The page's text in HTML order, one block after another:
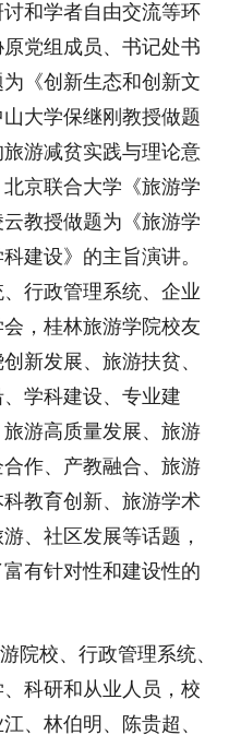
和学者自由交流等环
党组成员、书记处书
《创新生态和创新文
大学保继刚教授做题
游减贫实践与理论意
京联合大学《旅游学
教授做题为《旅游学
建设》的主旨演讲。
行政管理系统、企业
，桂林旅游学院校友
新发展、旅游扶贫、
学科建设、专业建
游高质量发展、旅游
作、产教融合、旅游
教育创新、旅游学术
、社区发展等话题，
有针对性和建设性的
院校、行政管理系统、
科研和从业人员，校
、林伯明、陈贵超、